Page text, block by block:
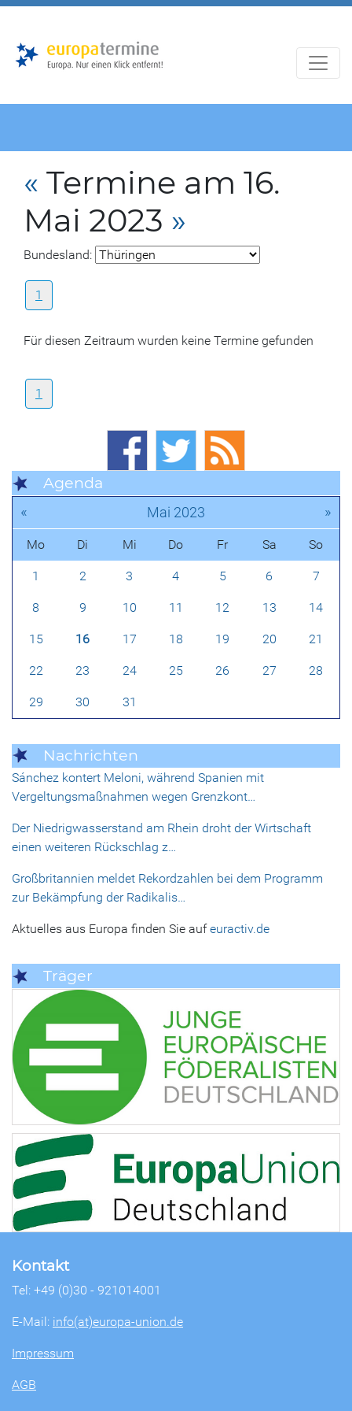
« Termine am 16.
Mai 2023 »
Bundesland:
1
Für diesen Zeitraum wurden keine Termine gefunden
1
Agenda
« Mai 2023 »
Mo Di Mi Do Fr Sa So
1 2 3 4 5 6 7
8 9 10 11 12 13 14
15 16 17 18 19 20 21
22 23 24 25 26 27 28
29 30 31
Nachrichten
Sánchez kontert Meloni, während Spanien mit
Vergeltungsmaßnahmen wegen Grenzkont…
Der Niedrigwasserstand am Rhein droht der Wirtschaft
einen weiteren Rückschlag z…
Großbritannien meldet Rekordzahlen bei dem Programm
zur Bekämpfung der Radikalis…
Aktuelles aus Europa finden Sie aufeuractiv.de
Träger
Kontakt
Tel: +49 (0)30 - 921014001
E-Mail: info(at)europa-union.de
Impressum
AGB